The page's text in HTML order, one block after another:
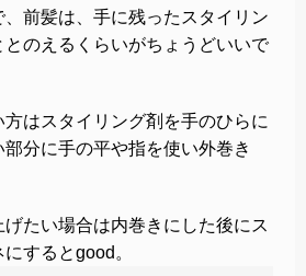
前髪は、手に残ったスタイリン
のえるくらいがちょうどいいで
はスタイリング剤を手のひらに
分に手の平や指を使い外巻き
たい場合は内巻きにした後にス
するとgood。